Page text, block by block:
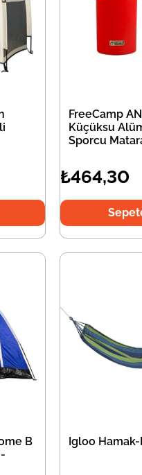
FreeCamp
Küçüksu
Sporcu
₺464,30
B
Igloo Hamak-